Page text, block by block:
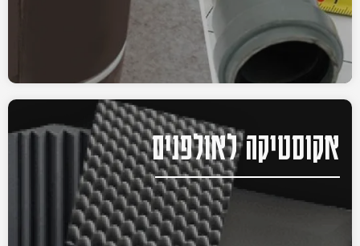
אקוסטיקה לאולפנים